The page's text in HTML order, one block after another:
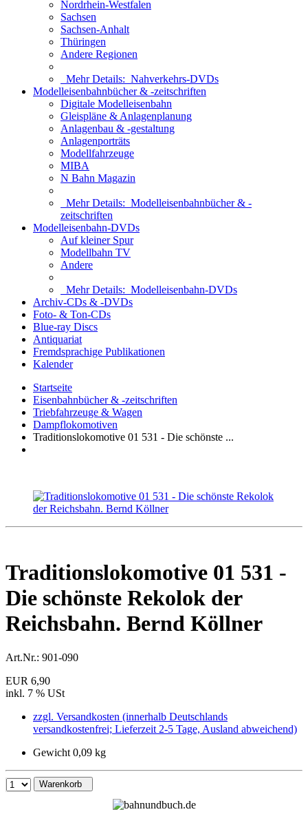
Nordrhein-Westfalen
Sachsen
Sachsen-Anhalt
Thüringen
Andere Regionen
Mehr Details: Nahverkehrs-DVDs
Modelleisenbahnbücher & -zeitschriften
Digitale Modelleisenbahn
Gleispläne & Anlagenplanung
Anlagenbau & -gestaltung
Anlagenporträts
Modellfahrzeuge
MIBA
N Bahn Magazin
Mehr Details: Modelleisenbahnbücher & -
zeitschriften
Modelleisenbahn-DVDs
Auf kleiner Spur
Modellbahn TV
Andere
Mehr Details: Modelleisenbahn-DVDs
Archiv-CDs & -DVDs
Foto- & Ton-CDs
Blue-ray Discs
Antiquariat
Fremdsprachige Publikationen
Kalender
Startseite
Eisenbahnbücher & -zeitschriften
Triebfahrzeuge & Wagen
Dampflokomotiven
Traditionslokomotive 01 531 - Die schönste ...
Traditionslokomotive 01 531 -
Die schönste Rekolok der
Reichsbahn. Bernd Köllner
Art.Nr.: 901-090
EUR 6,90
inkl. 7 % USt
zzgl. Versandkosten (innerhalb Deutschlands
versandkostenfrei; Lieferzeit 2-5 Tage, Ausland abweichend)
Gewicht 0,09 kg
Warenkorb